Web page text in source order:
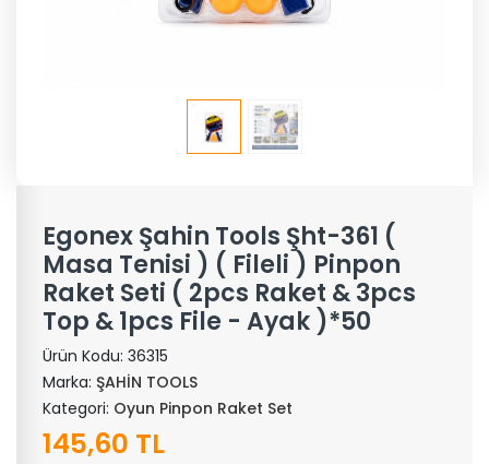
Egonex Şahin Tools Şht-361 (
Masa Tenisi ) ( Fileli ) Pinpon
Raket Seti ( 2pcs Raket & 3pcs
Top & 1pcs File - Ayak )*50
Ürün Kodu: 36315
Marka: ŞAHİN TOOLS
Kategori: Oyun Pinpon Raket Set
145,60 TL